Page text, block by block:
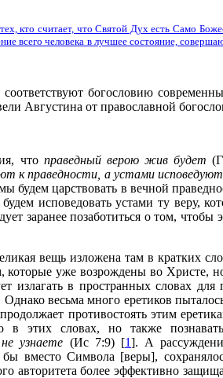
кто считает, что Святой Дух есть Само
всего человека в лучшее состояние,
богословию
Августина от православной
что праведный верою жив будет
к праведности, а устами
будем царствовать в вечной
исповедовать устами ту веру,
заранее позаботиться о том, чтобы
вещь изложена там в кратких
которые уже возрождены во Христе,
излагать в пространных словах для
весьма много еретиков
противостоять этим
в этих словах, но также
узнаете (Ис 7:9) [1]. А
бы вместо Символа [веры],
авторитета более эффективно